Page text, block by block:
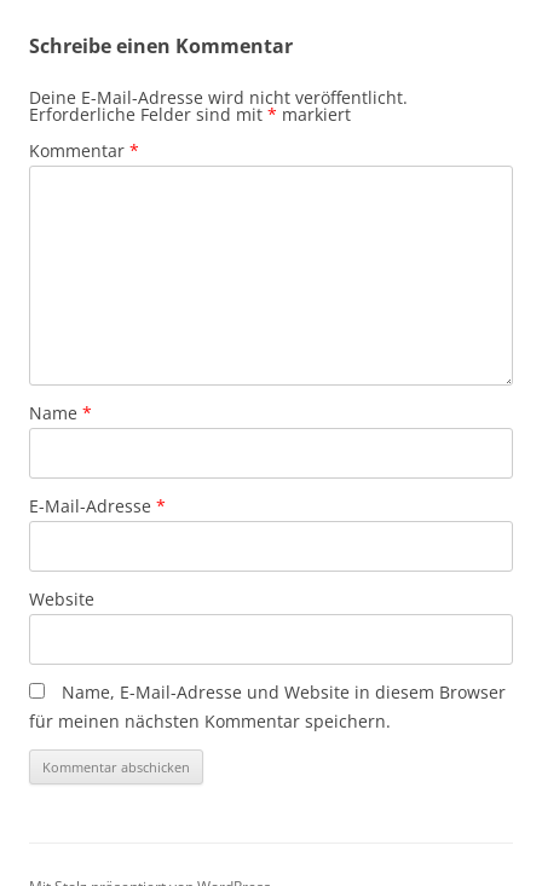
Schreibe einen Kommentar
Deine E-Mail-Adresse wird nicht veröffentlicht.
Erforderliche Felder sind mit * markiert
Kommentar *
Name *
E-Mail-Adresse *
Website
Name, E-Mail-Adresse und Website in diesem Browser
für meinen nächsten Kommentar speichern.